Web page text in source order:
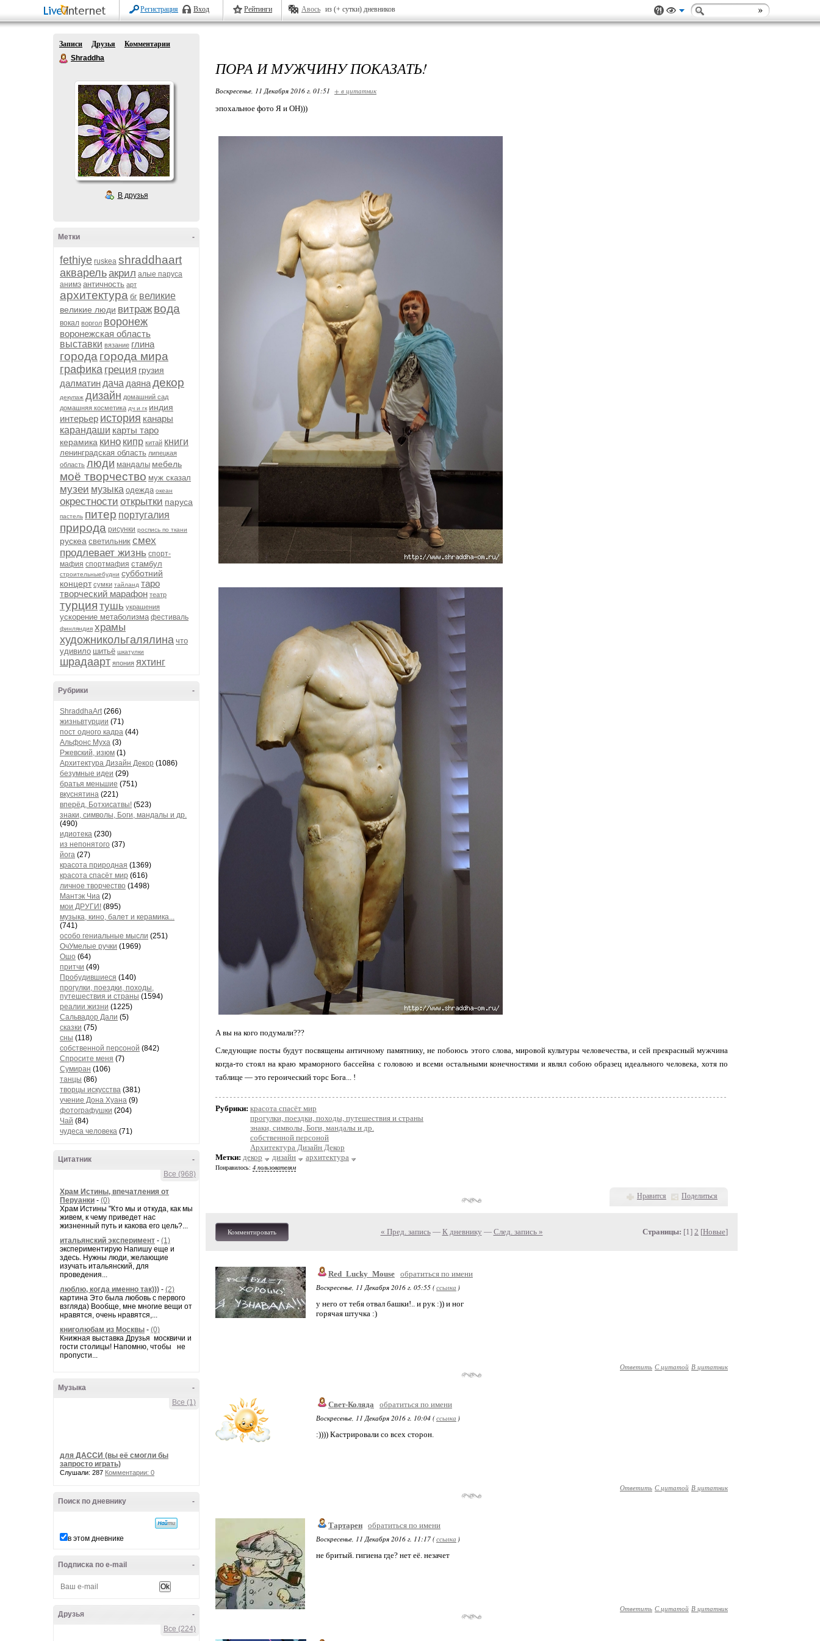
Регистрация Вход Рейтинги Авось из (+ сутки) дневников
Записи Друзья
Комментарии
Shraddha
В друзья
-
Метки
fethiye ruskea shraddhaart
акварельакрил алые паруса
анимэ античность арт
архитектура бг великие
великие люди витраж вода
вокал воргол воронеж
воронежская область
выставки вязание глина
города города мира
графика греция грузия
далматин дача даянадекор
декупаж дизайн домашний сад
домашняя косметика дч и гк индия
интерьер история канары
карандаши карты таро
керамика кино кипр китай книги
ленинградская область липецкая
область люди мандалы мебель
моё творчество муж сказал
музеи музыка одежда океан
окрестности открытки паруса
пастель питер португалия
природа рисунки роспись по ткани
рускеа светильник смех
продлевает жизнь спорт-
мафия спортмафия стамбул
строительныебудни субботний
концерт сумки тайланд таро
творческий марафон театр
турция тушь украшения
ускорение метаболизма фестиваль
финляндия храмы
художникольгалялина что
удивило шитьё шкатулки
шрадаарт япония яхтинг
-
Рубрики
ShraddhaArt(266)
жизньвтурции (71)
пост одного кадра (44)
Альфонс Муха (3)
Ржевский, изюм (1)
Архитектура Дизайн Декор (1086)
безумные идеи (29)
братья меньшие (751)
вкуснятина (221)
вперёд, Ботхисатвы! (523)
знаки, символы, Боги, мандалы и др.
(490)
идиотека (230)
из непонятого (37)
йога (27)
красота природная (1369)
красота спасёт мир (616)
личное творчество (1498)
Мантэк Чиа (2)
мои ДРУГИ! (895)
музыка, кино, балет и керамика...
(741)
особо гениальные мысли (251)
ОчУмелые ручки (1969)
Ошо (64)
притчи (49)
Пробудившиеся (140)
прогулки, поездки, походы,
путешествия и страны (1594)
реалии жизни (1225)
Сальвадор Дали (5)
сказки (75)
сны (118)
собственной персоной (842)
Спросите меня (7)
Сумиран (106)
танцы (86)
творцы искусства (381)
учение Дона Хуана (9)
фотографушки (204)
Чай (84)
чудеса человека (71)
-
Цитатник
Все (968)
Храм Истины, впечатления от
Перуанки - (0)
Храм Истины "Кто мы и откуда, как мы
живем, к чему приведет нас
жизненный путь и какова его цель?...
итальянский эксперимент - (1)
экспериментирую Напишу еще и
здесь. Нужны люди, желающие
изучать итальянский, для
проведения...
люблю, когда именно так))) - (2)
картина Это была любовь с первого
взгляда) Вообще, мне многие вещи от
нравятся, очень нравятся,...
книголюбам из Москвы - (0)
Книжная выставка Друзья москвичи и
гости столицы! Напомню, чтобы не
пропусти...
-
Музыка
Все (1)
для ДАССИ (вы её смогли бы
запросто играть)
Слушали: 287 Комментарии: 0
-
Поиск по дневнику
в этом дневнике
-
Подписка по e-mail
-
Друзья
Все (224)
ПОРА И МУЖЧИНУ ПОКАЗАТЬ!
Воскресенье, 11 Декабря 2016 г. 01:51 + в цитатник
эпохальное фото Я и ОН)))
А вы на кого подумали???
Следующие посты будут посвящены античному памятнику, не побоюсь этого слова, мировой культуры человечества, и сей прекрасный мужчина
когда-то стоял на краю мраморного бассейна с головою и всеми остальными конечностями и являл собою образец идеального человека, хотя по
таблице — это героический торс Бога... !
Рубрики: красота спасёт мир
прогулки, поездки, походы, путешествия и страны
знаки, символы, Боги, мандалы и др.
собственной персоной
Архитектура Дизайн Декор
Метки: декор дизайн архитектура
Понравилось: 4 пользователям
Нравится Поделиться
Комментировать « Пред. запись— К дневнику — След. запись » Страницы: [1] 2 [Новые]
Red_Lucky_Mouse обратиться по имени
Воскресенье, 11 Декабря 2016 г. 05:55 (ссылка )
у него от тебя отвал башки!.. и рук :)) и ног
горячая штучка :)
Ответить С цитатой В цитатник
Свет-Коляда
обратиться по имени
Воскресенье, 11 Декабря 2016 г. 10:04 (ссылка )
:)))) Кастрировали со всех сторон.
Ответить С цитатой В цитатник
Тартарен обратиться по имени
Воскресенье, 11 Декабря 2016 г. 11:17 (ссылка )
не бритый. гигиена где? нет её. незачет
Ответить С цитатой В цитатник